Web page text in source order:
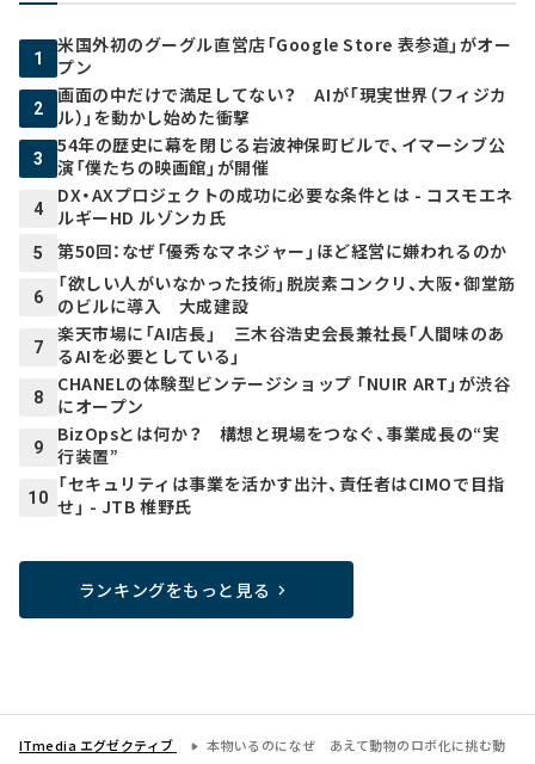
1
米国外初のグーグル直営店「Google Store 表参道」がオー
プン
2
画面の中だけで満足してない？ AIが「現実世界（フィジカ
ル）」を動かし始めた衝撃
3
54年の歴史に幕を閉じる岩波神保町ビルで、イマーシブ公
演「僕たちの映画館」が開催
4
DX・AXプロジェクトの成功に必要な条件とは - コスモエネ
ルギーHD ルゾンカ氏
5 第50回：なぜ「優秀なマネジャー」ほど経営に嫌われるのか
6
「欲しい人がいなかった技術」脱炭素コンクリ、大阪・御堂筋
のビルに導入 大成建設
7
楽天市場に「AI店長」 三木谷浩史会長兼社長「人間味のあ
るAIを必要としている」
8
CHANELの体験型ビンテージショップ 「NUIR ART」が渋谷
にオープン
9
BizOpsとは何か？ 構想と現場をつなぐ、事業成長の“実
行装置”
10
「セキュリティは事業を活かす出汁、責任者はCIMOで目指
せ」 - JTB 椎野氏
ランキングをもっと見る
ITmedia エグゼクティブ 本物いるのになぜ あえて動物のロボ化に挑む動